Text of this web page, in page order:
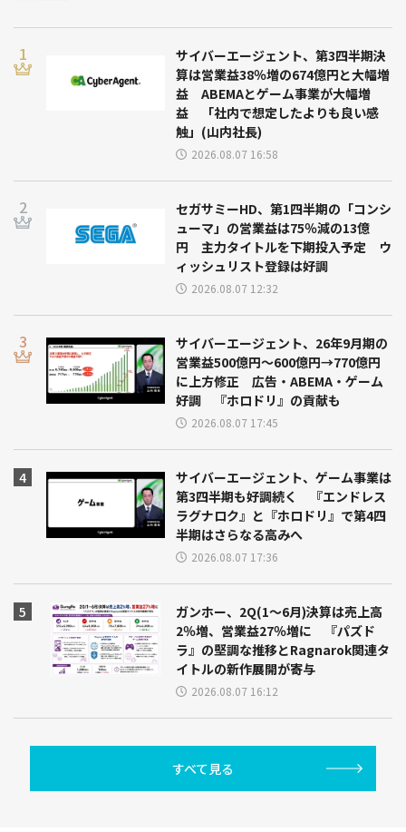
サイバーエージェント、第3四半期決
算は営業益38％増の674億円と大幅増
益 ABEMAとゲーム事業が大幅増
益 「社内で想定したよりも良い感
触」(山内社長)
2026.08.07 16:58
セガサミーHD、第1四半期の「コンシ
ューマ」の営業益は75％減の13億
円 主力タイトルを下期投入予定 ウ
ィッシュリスト登録は好調
2026.08.07 12:32
サイバーエージェント、26年9月期の
営業益500億円～600億円→770億円
に上方修正 広告・ABEMA・ゲーム
好調 『ホロドリ』の貢献も
2026.08.07 17:45
サイバーエージェント、ゲーム事業は
第3四半期も好調続く 『エンドレス
ラグナロク』と『ホロドリ』で第4四
半期はさらなる高みへ
2026.08.07 17:36
ガンホー、2Q(1～6月)決算は売上高
2％増、営業益27％増に 『パズド
ラ』の堅調な推移とRagnarok関連タ
イトルの新作展開が寄与
2026.08.07 16:12
すべて見る